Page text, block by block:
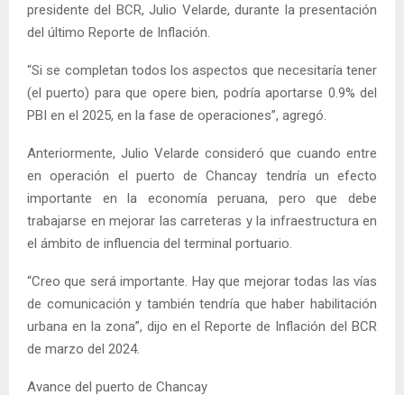
presidente del BCR, Julio Velarde, durante la presentación
del último Reporte de Inflación.
“Si se completan todos los aspectos que necesitaría tener
(el puerto) para que opere bien, podría aportarse 0.9% del
PBI en el 2025, en la fase de operaciones”, agregó.
Anteriormente, Julio Velarde consideró que cuando entre
en operación el puerto de Chancay tendría un efecto
importante en la economía peruana, pero que debe
trabajarse en mejorar las carreteras y la infraestructura en
el ámbito de influencia del terminal portuario.
“Creo que será importante. Hay que mejorar todas las vías
de comunicación y también tendría que haber habilitación
urbana en la zona”, dijo en el Reporte de Inflación del BCR
de marzo del 2024.
Avance del puerto de Chancay